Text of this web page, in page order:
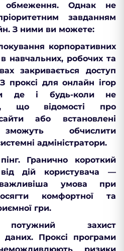
обмеження. Однак не
завданням
З ними ви можете:
корпоративних
навчальних, робочих та
закривається доступ
проксі для онлайн ігор
де і будь-коли не
що відомості про
або встановлені
обчислити
адміністратори.
пінг. Гранично короткий
дій користувача —
умова при
комфортної та
гри.
потужний захист
даних. Проксі програми